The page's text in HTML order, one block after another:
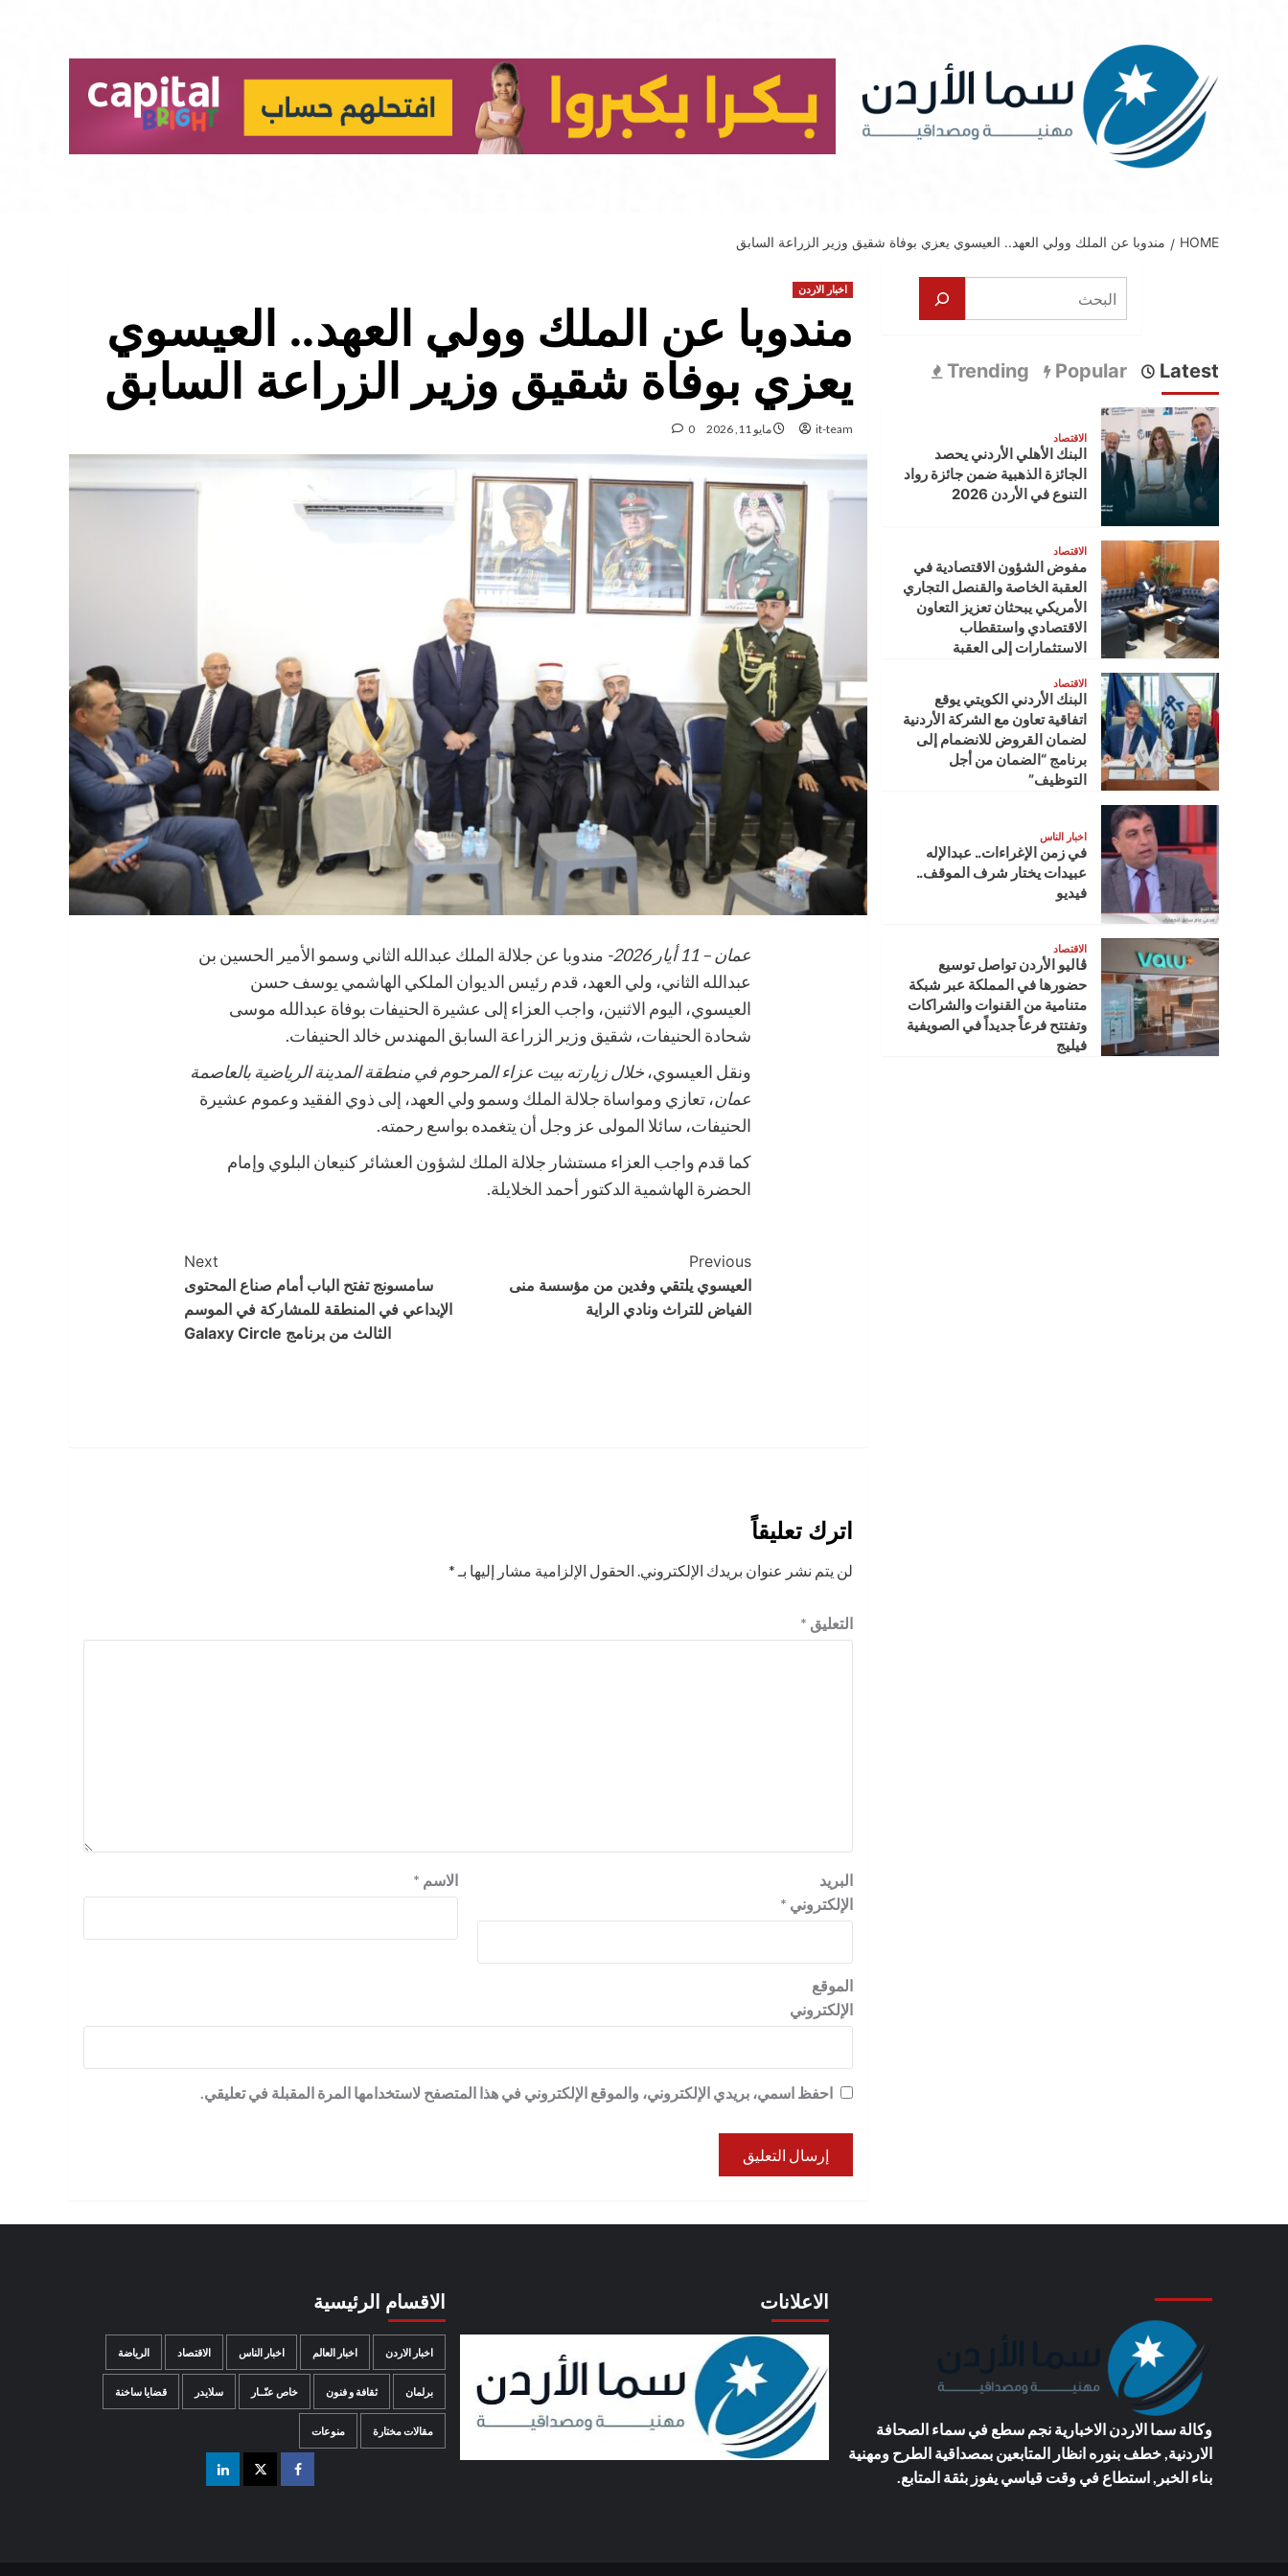
HOME مندوبا عن الملك وولي العهد.. العيسوي يعزي بوفاة شقيق وزير الزراعة السابق
اخبار الاردن
مندوبا عن الملك وولي العهد.. العيسوي
يعزي بوفاة شقيق وزير الزراعة السابق
it-team مايو 11, 2026 0
عمان – 11 أيار 2026-
مندوبا عن جلالة الملك عبدالله الثاني وسمو الأمير الحسين بن
عبدالله الثاني، ولي العهد، قدم رئيس الديوان الملكي الهاشمي يوسف حسن
العيسوي، اليوم الاثنين، واجب العزاء إلى عشيرة الحنيفات بوفاة عبدالله موسى
شحادة الحنيفات، شقيق وزير الزراعة السابق المهندس خالد الحنيفات.
ونقل العيسوي، خلال زيارته بيت عزاء المرحوم في منطقة المدينة الرياضية بالعاصمة
عمان، تعازي ومواساة جلالة الملك وسمو ولي العهد، إلى ذوي الفقيد وعموم عشيرة
الحنيفات، سائلا المولى عز وجل أن يتغمده بواسع رحمته.
كما قدم واجب العزاء مستشار جلالة الملك لشؤون العشائر كنيعان البلوي وإمام
الحضرة الهاشمية الدكتور أحمد الخلايلة.
Post
Navigation
Previous
العيسوي يلتقي وفدين من مؤسسة منى
الفياض للتراث ونادي الراية
Next
سامسونج تفتح الباب أمام صناع المحتوى
الإبداعي في المنطقة للمشاركة في الموسم
الثالث من برنامج Galaxy Circle
اترك تعليقاً
لن يتم نشر عنوان بريدك الإلكتروني. الحقول الإلزامية مشار إليها بـ *
التعليق *
الاسم *
البريد
الإلكتروني *
الموقع
الإلكتروني
احفظ اسمي، بريدي الإلكتروني، والموقع الإلكتروني في هذا المتصفح لاستخدامها المرة المقبلة في تعليقي.
البحث
Latest
Popular
Trending
الاقتصاد
البنك الأهلي الأردني يحصد
الجائزة الذهبية ضمن جائزة رواد
التنوع في الأردن 2026
الاقتصاد
مفوض الشؤون الاقتصادية في
العقبة الخاصة والقنصل التجاري
الأمريكي يبحثان تعزيز التعاون
الاقتصادي واستقطاب
الاستثمارات إلى العقبة
الاقتصاد
البنك الأردني الكويتي يوقع
اتفاقية تعاون مع الشركة الأردنية
لضمان القروض للانضمام إلى
برنامج “الضمان من أجل
التوظيف”
اخبار الناس
في زمن الإغراءات.. عبدالإله
عبيدات يختار شرف الموقف..
فيديو
الاقتصاد
ڤاليو الأردن تواصل توسيع
حضورها في المملكة عبر شبكة
متنامية من القنوات والشراكات
وتفتتح فرعاً جديداً في الصويفية
فيليج
وكالة سما الاردن الاخباريةنجم سطع في سماء الصحافة
الاردنية, خطف بنوره انظار المتابعين بمصداقية الطرح ومهنية
بناء الخبر, استطاع في وقت قياسي يفوز بثقة المتابع.
الاعلانات الاقسام الرئيسية
اخبار الاردن اخبار العالم اخبار الناس الاقتصاد الرياضة
برلمان ثقافة و فنون خاص عنّــار سلايدر قضايا ساخنة
مقالات مختارة منوعات